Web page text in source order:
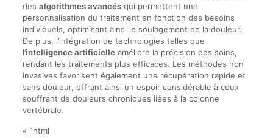
des algorithmes avancésqui permettent une
personnalisation du traitement en fonction des besoins
individuels, optimisant ainsi le soulagement de la douleur.
De plus, l’intégration de technologies telles que
l’intelligence artificielleaméliore la précision des soins,
rendant les traitements plus efficaces. Les méthodes non
invasives favorisent également une récupération rapide et
sans douleur, offrant ainsi un espoir considérable à ceux
souffrant de douleurs chroniques liées à la colonne
vertébrale.
« `html